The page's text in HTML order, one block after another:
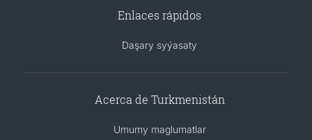
Enlaces rápidos
Daşary syýasaty
Acerca de Turkmenistán
Umumy maglumatlar